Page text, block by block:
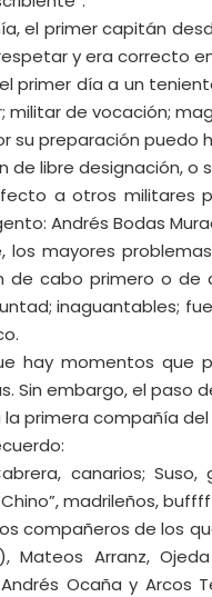
el primer capitán
y era correcto
primer día a un
militar de vocación;
su preparación
de libre designación, o
a otros militares
Andrés Bodas
los mayores
de cabo primero o de
inaguantables;
hay momentos que
Sin embargo, el paso
primera compañía del
canarios;
madrileños,
compañeros de los
Mateos Arranz,
Ocaña y Arcos